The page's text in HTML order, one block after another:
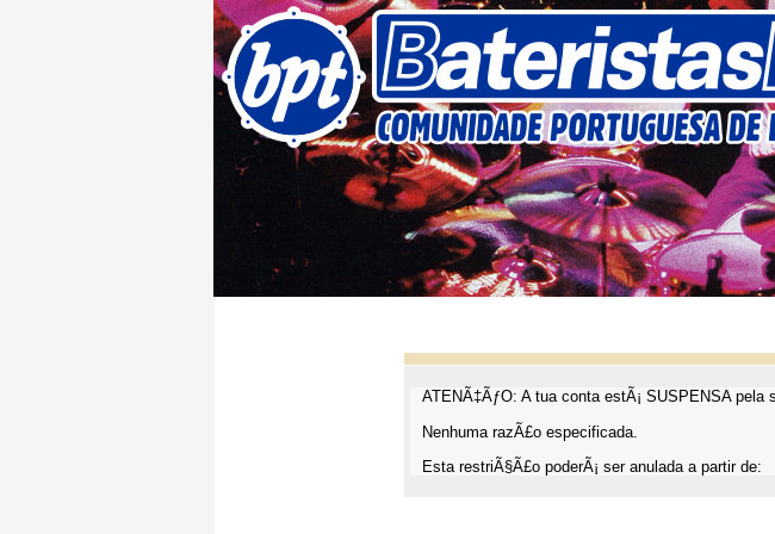
ATENÃ‡ÃƒO: A tua conta estÃ¡ SUSPENSA pela
Nenhuma razÃ£o especificada.
Esta restriÃ§Ã£o poderÃ¡ ser anulada a partir de: